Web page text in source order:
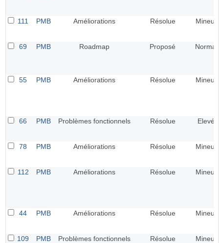
111 PMB Améliorations Résolue Mineur
69 PMB Roadmap Proposé Normal
55 PMB Améliorations Résolue Mineur
66 PMB Problèmes fonctionnels Résolue Elevé
78 PMB Améliorations Résolue Mineur
112 PMB Améliorations Résolue Mineur
44 PMB Améliorations Résolue Mineur
109 PMB Problèmes fonctionnels Résolue Mineur